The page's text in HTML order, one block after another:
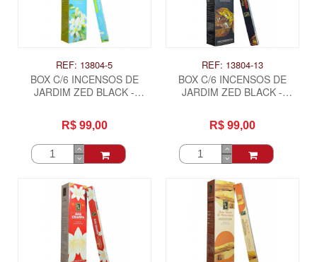
REF: 13804-5
BOX C/6 INCENSOS DE
JARDIM ZED BLACK -
R$ 99,00
REF: 13804-13
BOX C/6 INCENSOS DE
JARDIM ZED BLACK -
R$ 99,00